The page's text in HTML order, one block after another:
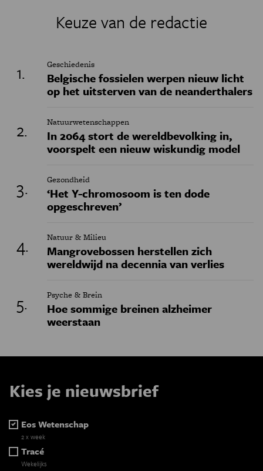
Keuze van de redactie
Geschiedenis
Belgische fossielen werpen nieuw licht
op het uitsterven van de neanderthalers
Natuurwetenschappen
In 2064 stort de wereldbevolking in,
voorspelt een nieuw wiskundig model
Gezondheid
‘Het Y-chromosoom is ten dode
opgeschreven’
Natuur & Milieu
Mangrovebossen herstellen zich
wereldwijd na decennia van verlies
Psyche & Brein
Hoe sommige breinen alzheimer
weerstaan
Kies je nieuwsbrief
Eos Wetenschap
2 x week
Tracé
Wekelijks